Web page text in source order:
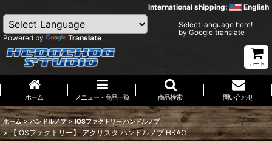
International shipping: English
Powered by Translate
Select language here!
by Google translate
カート
ホーム メニュー・商品一覧 商品検索 問い合わせ
ホーム > ハンドルノブ > IOSファクトリー ハンドルノブ
> 【IOSファクトリー】 アクリスタ ハンドルノブ HKAC